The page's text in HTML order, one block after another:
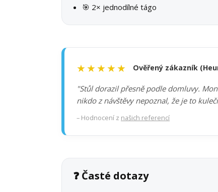
🎯 2× jednodílné tágo
★★★★★ Ověřený zákazník
"Stůl dorazil přesně podle domluvy.
nikdo z návštěvy nepoznal, že je to
– Hodnocení z našich referencí
❓ Časté dotazy